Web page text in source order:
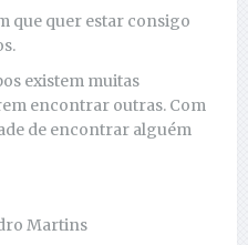
que quer estar consigo
existem muitas
encontrar outras. Com
de encontrar alguém
Martins